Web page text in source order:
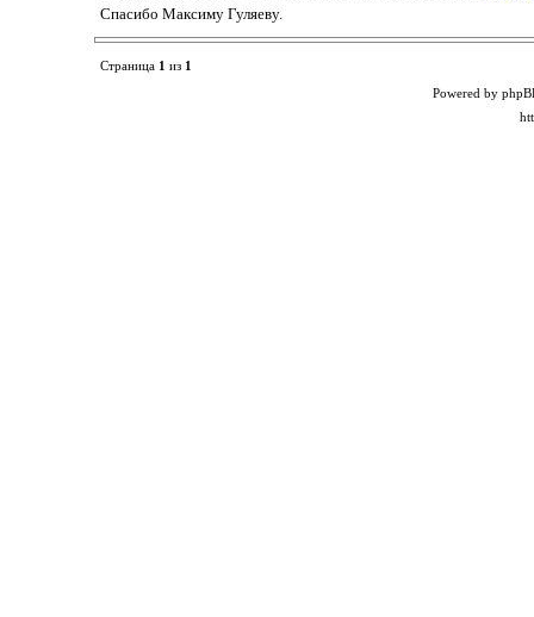
Спасибо Максиму Гуляеву.
Страница 1 из 1
Powered by